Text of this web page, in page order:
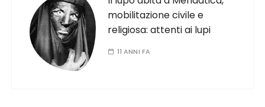
mobilitazione civile e
religiosa: attenti ai lupi
11 ANNI FA